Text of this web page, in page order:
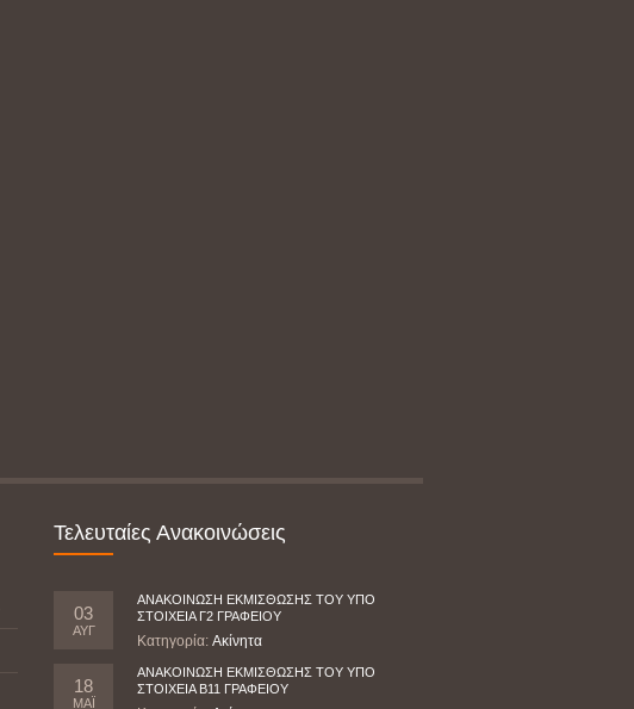
Τελευταίες Ανακοινώσεις
03
ΑΥΓ
ΑΝΑΚΟΙΝΩΣΗ ΕΚΜΙΣΘΩΣΗΣ ΤΟΥ ΥΠΟ
ΣΤΟΙΧΕΙΑ Γ2 ΓΡΑΦΕΙΟΥ
Κατηγορία: Ακίνητα
18
ΜΆΙ
ΑΝΑΚΟΙΝΩΣΗ ΕΚΜΙΣΘΩΣΗΣ ΤΟΥ ΥΠΟ
ΣΤΟΙΧΕΙΑ Β11 ΓΡΑΦΕΙΟΥ